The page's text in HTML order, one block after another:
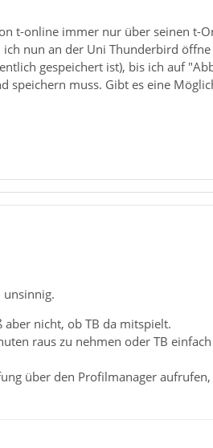
t-online immer nur über seinen t-
nun an der Uni Thunderbird
gespeichert ist), bis ich auf
speichern muss. Gibt es eine
unsinnig.
nicht, ob TB da mitspielt.
raus zu nehmen oder TB
über den Profilmanager